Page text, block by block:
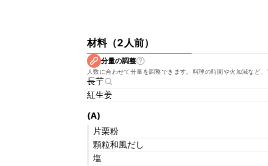
材料（2人前）
分量の調整
人数に合わせて分量を調整できます。料理の時間や火加減など
長芋
紅生姜
(A)
片栗粉
顆粒和風だし
塩